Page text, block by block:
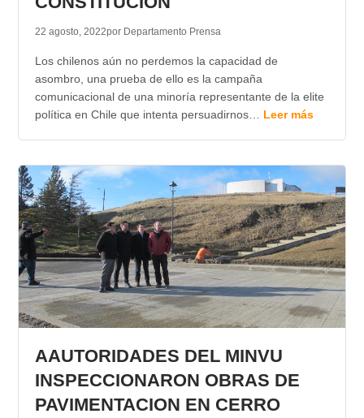
22 agosto, 2022por Departamento Prensa
Los chilenos aún no perdemos la capacidad de
asombro, una prueba de ello es la campaña
comunicacional de una minoría representante de la elite
política en Chile que intenta persuadirnos… Leer más
AAUTORIDADES DEL MINVU
INSPECCIONARON OBRAS DE
PAVIMENTACION EN CERRO